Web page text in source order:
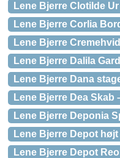
Lene Bjerre Clotilde Ur
Lene Bjerre Corlia
Lene Bjerre
Lene Bjerre Dalila
Lene Bjerre Dana
Lene Bjerre Dea Skab
Lene Bjerre Deponia
Lene Bjerre Depot
Lene Bjerre Depot